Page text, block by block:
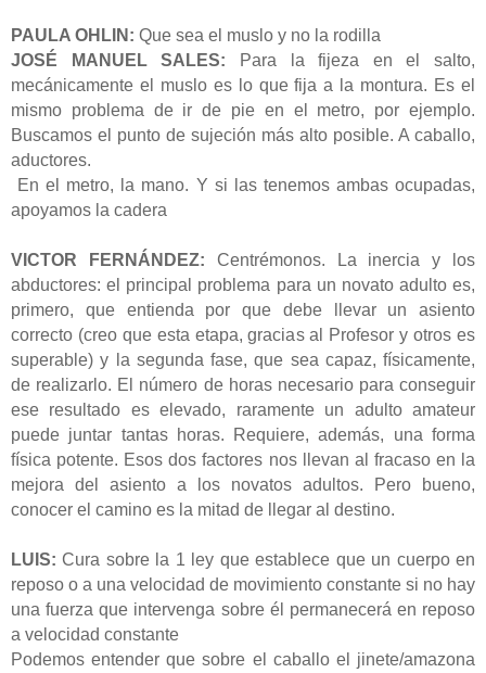
PAULA OHLIN: Que sea el muslo y no la rodilla
JOSÉ MANUEL SALES:
Para la fijeza en el salto,
mecánicamente el muslo es lo que fija a la montura. Es el
mismo problema de ir de pie en el metro, por ejemplo.
Buscamos el punto de sujeción más alto posible. A caballo,
aductores.
En el metro, la mano. Y si las tenemos ambas ocupadas,
apoyamos la cadera
VICTOR FERNÁNDEZ: Centrémonos. La inercia y los
abductores: el principal problema para un novato adulto es,
primero, que entienda por que debe llevar un asiento
correcto (creo que esta etapa, gracias al Profesor y otros es
superable) y la segunda fase, que sea capaz, físicamente,
de realizarlo. El número de horas necesario para conseguir
ese resultado es elevado, raramente un adulto amateur
puede juntar tantas horas. Requiere, además, una forma
física potente. Esos dos factores nos llevan al fracaso en la
mejora del asiento a los novatos adultos. Pero bueno,
conocer el camino es la mitad de llegar al destino.
LUIS:Cura sobre la 1 ley que establece que un cuerpo en
reposo o a una velocidad de movimiento constante si no hay
una fuerza que intervenga sobre él permanecerá en reposo
a velocidad constante
Podemos entender que sobre el caballo el jinete/amazona